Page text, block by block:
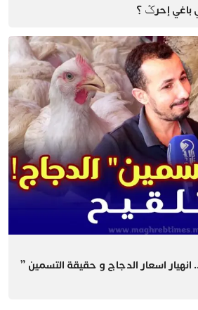
باغي إحرݣ ؟
انهيار اسعار الدجاج و حقيقة التسمين ”